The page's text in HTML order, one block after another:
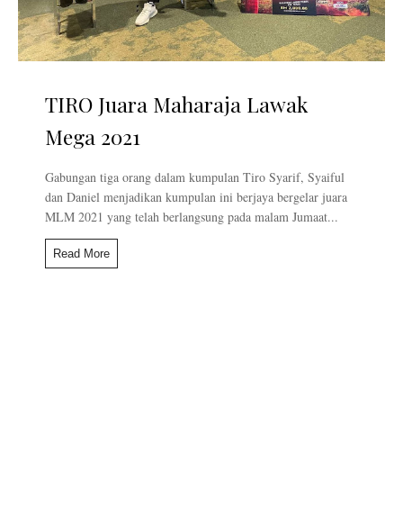
TIRO Juara Maharaja Lawak
Mega 2021
Gabungan tiga orang dalam kumpulan Tiro Syarif, Syaiful
dan Daniel menjadikan kumpulan ini berjaya bergelar juara
MLM 2021 yang telah berlangsung pada malam Jumaat...
Read More